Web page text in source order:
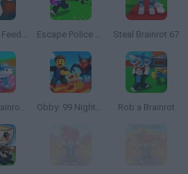
Steal and Feed 99 Nights FNAF Sprunki Horror Escape Police for Brainrots Steal Brainrot 67
Steal A Brainrot Original 3D Obby: 99 Nights Escape +1 Speed Rob a Brainrot